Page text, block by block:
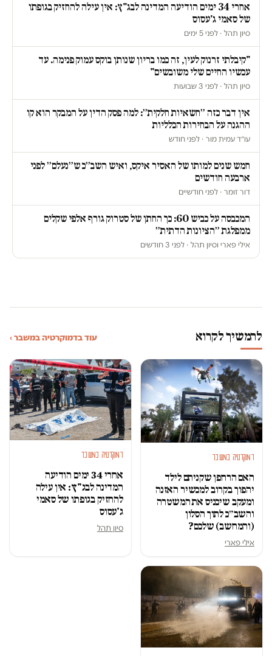
אחרי 34 ימים הודיעה המדינה לבג"ץ: אין עילה להחזיק בגופתו
של סאמי ג'עסוס
סיון תהל · לפני 5 ימים
"קיבלתי זרנוק לעין, זה כמו בריון שנותן בוקס עמוק פנימה. עד
עכשיו החיים שלי משובשים"
סיון תהל · לפני 3 שבועות
אין דבר כזה ״חשאיות חלקית״: למה פסק הדין על המבקר הוא קו
ההגנה על הבחירות הכלליות
עו״ד עמית מור · לפני חודש
חמש שנים למותו של האסיר איקס, ואיש השב״כ ש״נעלם״ לפני
ארבעה חודשים
דור זומר · לפני חודשיים
המכבסה על כביש 60: כך החתן של סטרוק גורף אלפי שקלים
ממפלגת ״הציונות הדתית״
אילי פארי וסיון תהל · לפני 3 חודשים
להמשיך לקרוא עוד בדמוקרטיה במשבר ›
דמוקרטיה במשבר
האם הרחפן שקניתם לילד
יהפוך בקרוב למכשיר האזנה
ומעקב שיכניס את המשטרה
והשב״כ לתוך הסלון
(והמחשב) שלכם?
אילי פארי
דמוקרטיה במשבר
אחרי 34 ימים הודיעה
המדינה לבג"ץ: אין עילה
להחזיק בגופתו של סאמי
ג'עסוס
סיון תהל